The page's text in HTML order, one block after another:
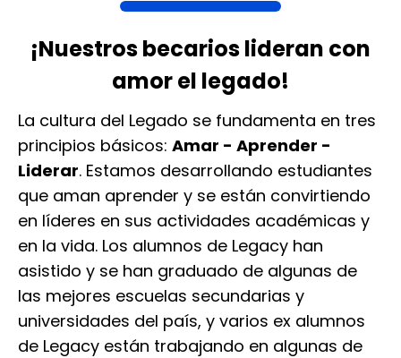
¡Nuestros becarios lideran con
amor el legado!
La cultura del Legado se fundamenta en tres
principios básicos: Amar - Aprender -
Liderar. Estamos desarrollando estudiantes
que aman aprender y se están convirtiendo
en líderes en sus actividades académicas y
en la vida. Los alumnos de Legacy han
asistido y se han graduado de algunas de
las mejores escuelas secundarias y
universidades del país, y varios ex alumnos
de Legacy están trabajando en algunas de